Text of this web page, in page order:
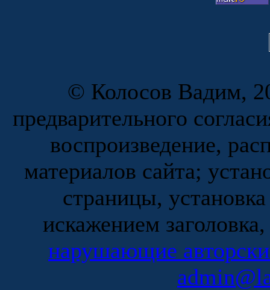
© Колосов Вадим,
предварительного
воспроизведение,
материалов сайта;
страницы,
искажением
нарушающие